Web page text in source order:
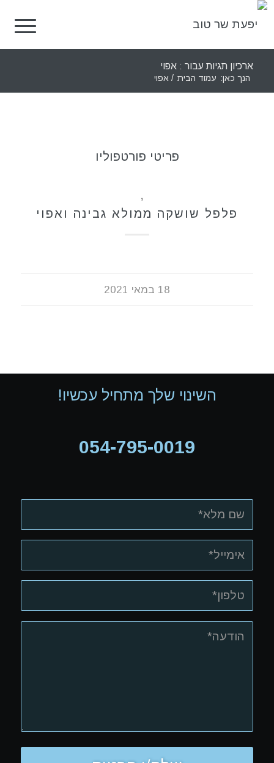
ארכיון תגיות עבור : אפוי
הנך כאן: עמוד הבית / אפוי
פריטי פורטפוליו
,
פלפל שושקה ממולא גבינה ואפוי
18 במאי 2021
השינוי שלך מתחיל עכשיו!
054-795-0019